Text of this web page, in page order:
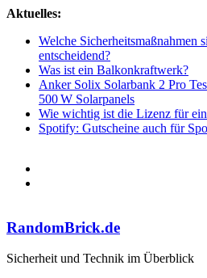
Zum
springen
Aktuelles:
Welche Sicherheitsmaßnahmen
entscheidend?
Was ist ein Balkonkraftwerk?
Anker Solix Solarbank 2 Pro
500 W Solarpanels
Wie wichtig ist die Lizenz für
Spotify: Gutscheine auch für
RandomBrick.de
Sicherheit und Technik im Überblick